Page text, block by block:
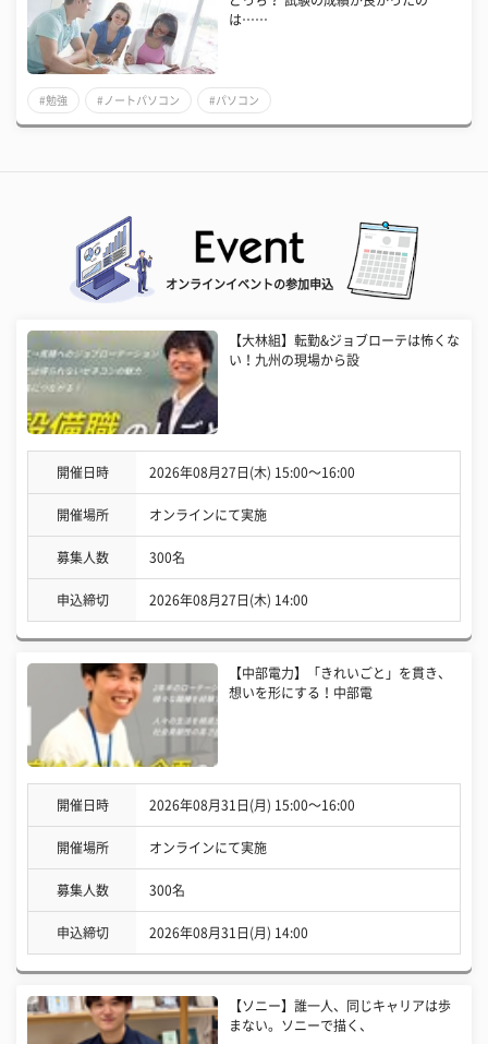
は……
#勉強 #ノートパソコン #パソコン
オンラインイベントの参加申込
【大林組】転勤&ジョブローテは怖くな
い！九州の現場から設
開催日時 2026年08月27日(木) 15:00〜16:00
開催場所 オンラインにて実施
募集人数 300名
申込締切 2026年08月27日(木) 14:00
【中部電力】「きれいごと」を貫き、
想いを形にする！中部電
開催日時 2026年08月31日(月) 15:00〜16:00
開催場所 オンラインにて実施
募集人数 300名
申込締切 2026年08月31日(月) 14:00
【ソニー】誰一人、同じキャリアは歩
まない。ソニーで描く、